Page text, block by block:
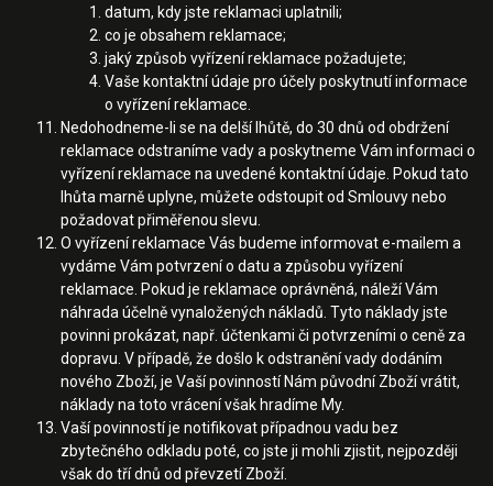
datum, kdy jste reklamaci uplatnili;
co je obsahem reklamace;
jaký způsob vyřízení reklamace požadujete;
Vaše kontaktní údaje pro účely poskytnutí informace
o vyřízení reklamace.
Nedohodneme-li se na delší lhůtě, do 30 dnů od obdržení
reklamace odstraníme vady a poskytneme Vám informaci o
vyřízení reklamace na uvedené kontaktní údaje. Pokud tato
lhůta marně uplyne, můžete odstoupit od Smlouvy nebo
požadovat přiměřenou slevu.
O vyřízení reklamace Vás budeme informovat e-mailem a
vydáme Vám potvrzení o datu a způsobu vyřízení
reklamace. Pokud je reklamace oprávněná, náleží Vám
náhrada účelně vynaložených nákladů. Tyto náklady jste
povinni prokázat, např. účtenkami či potvrzeními o ceně za
dopravu. V případě, že došlo k odstranění vady dodáním
nového Zboží, je Vaší povinností Nám původní Zboží vrátit,
náklady na toto vrácení však hradíme My.
Vaší povinností je notifikovat případnou vadu bez
zbytečného odkladu poté, co jste ji mohli zjistit, nejpozději
však do tří dnů od převzetí Zboží.